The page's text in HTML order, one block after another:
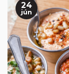
24
jún